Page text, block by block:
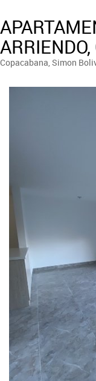
Copacabana, Simon